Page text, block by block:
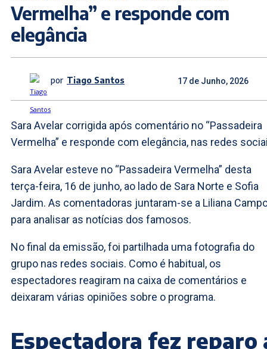
Vermelha” e responde com
elegância
por Tiago Santos 17 de Junho, 2026
Sara Avelar corrigida após comentário no “Passadeira
Vermelha” e responde com elegância, nas redes
Sara Avelar esteve no “Passadeira Vermelha” desta
terça-feira, 16 de junho, ao lado de Sara Norte e Sofia
Jardim. As comentadoras juntaram-se a Liliana
para analisar as notícias dos famosos.
No final da emissão, foi partilhada uma fotografia do
grupo nas redes sociais. Como é habitual, os
espectadores reagiram na caixa de comentários e
deixaram várias opiniões sobre o programa.
Espectadora fez reparo